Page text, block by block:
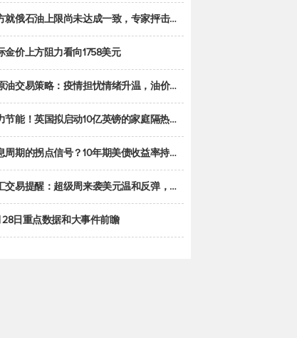
俄石油上限尚未达成一致，专家抨击限价是无用功
金价上方阻力看向1758美元
交易策略：疫情担忧情绪升温，油价跌创年内新低
能！英国拟启动10亿英镑的家庭隔热工程 减少能源消耗
期的拐点信号？10年期美债收益率持续低于联邦基金利率目标区间
易提醒：超级周来袭美元温和反弹，警惕筑底可能性
28日重点数据和大事件前瞻